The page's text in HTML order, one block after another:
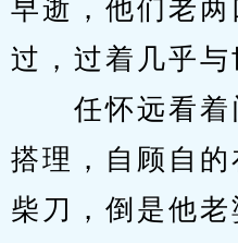
早逝，他们老
过，过着几乎与
任怀远看着
搭理，自顾自
柴刀，倒是他